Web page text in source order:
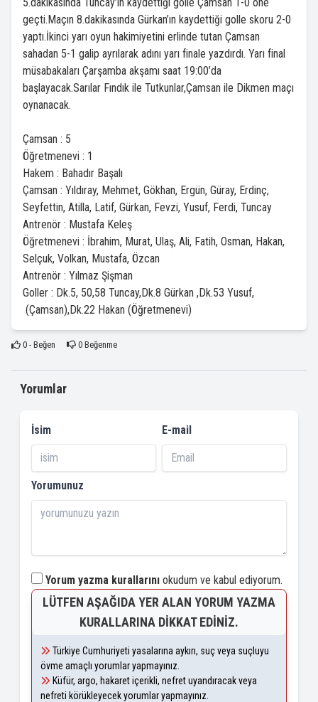
geçti.Maçın 8.dakikasında Gürkan’ın kaydettiği golle skoru 2-0
yaptı.İkinci yarı oyun hakimiyetini erlinde tutan Çamsan
sahadan 5-1 galip ayrılarak adını yarı finale yazdırdı. Yarı final
müsabakaları Çarşamba akşamı saat 19:00’da
başlayacak.Sarılar Fındık ile Tutkunlar,Çamsan ile Dikmen maçı
oynanacak.
Çamsan : 5
Öğretmenevi : 1
Hakem : Bahadır Başalı
Çamsan : Yıldıray, Mehmet, Gökhan, Ergün, Güray, Erdinç,
Seyfettin, Atilla, Latif, Gürkan, Fevzi, Yusuf, Ferdi, Tuncay
Antrenör : Mustafa Keleş
Öğretmenevi : İbrahim, Murat, Ulaş, Ali, Fatih, Osman, Hakan,
Selçuk, Volkan, Mustafa, Özcan
Antrenör : Yılmaz Şişman
Goller : Dk.5, 50,58 Tuncay,Dk.8 Gürkan ,Dk.53 Yusuf,
(Çamsan),Dk.22 Hakan (Öğretmenevi)
0- Beğen 0Beğenme
Yorumlar
İsim E-mail
Yorumunuz
Yorum yazma kurallarını okudum ve kabul ediyorum.
LÜTFEN AŞAĞIDA YER ALAN YORUM YAZMA
KURALLARINA DIKKAT EDINIZ.
Türkiye Cumhuriyeti yasalarına aykırı, suç veya suçluyu
övme amaçlı yorumlar yapmayınız.
Küfür, argo, hakaret içerikli, nefret uyandıracak veya
nefreti körükleyecek yorumlar yapmayınız.